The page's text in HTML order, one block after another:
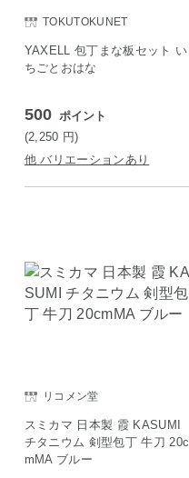
TOKUTOKUNET
YAXELL 包丁まな板セット い
ちごとおはな
500 ポイント
(2,250 円)
他 バリエーションあり
リコメン堂
スミカマ 日本製 霞 KASUMI
チタニウム 剣型包丁 牛刀 20c
mMA ブルー